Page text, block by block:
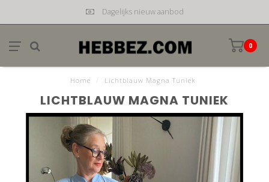
Dagelijks nieuw aanbod
0
Home Lichtblauw Magna Tuniek
LICHTBLAUW MAGNA TUNIEK